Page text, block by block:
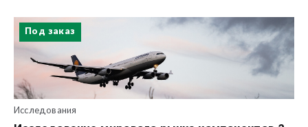
Под заказ
Исследования